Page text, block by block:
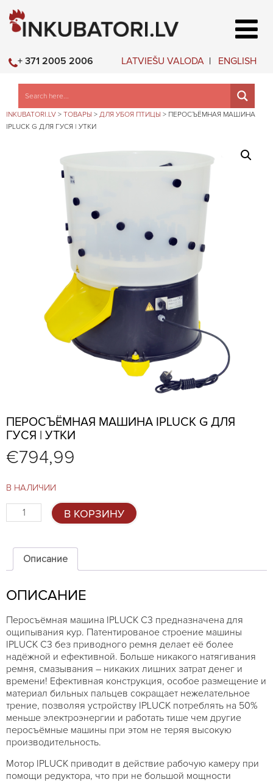
LATVIEŠU VALODA ENGLISH
+ 371 2005 2006
INKUBATORI.LV > ТОВАРЫ > ДЛЯ УБОЯ ПТИЦЫ > ПЕРОСЪЁМНАЯ МАШИНА
IPLUCK G ДЛЯ ГУСЯ | УТКИ
ПЕРОСЪЁМНАЯ МАШИНА IPLUCK G ДЛЯ
ГУСЯ | УТКИ
€794,99
В НАЛИЧИИ
Количество
товара
машина
IPLUCK
G
гуся
утки
В КОРЗИНУ
Описание
ОПИСАНИЕ
Перосъёмная машина IPLUCK C3 предназначена для
ощипывания кур. Патентированое строение машины
IPLUCK C3 без приводного ремня делает её более
надёжной и ефективной. Больше никакого натягивания
ремня, смазывания – никаких лишних затрат денег и
времени! Ефективная конструкция, особое размещение и
материал бильных пальцев сокращает нежелательное
трение, позволяя устройству IPLUCK потреблять на 50%
меньше электроэнергии и работать тише чем другие
перосъёмные машины при этом не теряя высокую
производительность.
Мотор IPLUCK приводит в действие рабочую камеру при
помощи редуктора, что при не большой мощности